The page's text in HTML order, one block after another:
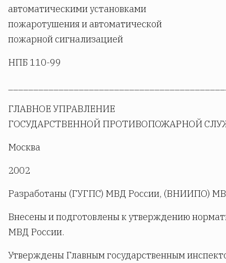
автоматическими установками
пожаротушения и автоматической
пожарной сигнализацией
НПБ 110-99
ГЛАВНОЕ УПРАВЛЕНИЕ
ГОСУДАРСТВЕННОЙ ПРОТИВОПОЖАРНОЙ
Москва
2002
Разработаны (ГУГПС) МВД России, (ВНИИПО)
Внесены и подготовлены к утверждению
МВД России.
Утверждены Главным государственным